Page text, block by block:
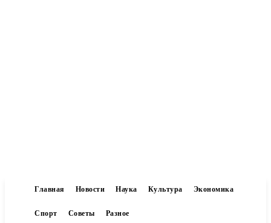
Главная Новости Наука Культура Экономика
Спорт Советы Разное